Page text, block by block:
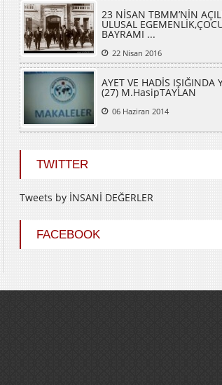
23 NİSAN TBMM’NİN
ULUSAL
BAYRAMI ...
AYET VE HADİS IŞIĞINDA
(27) M.HasipTAYLAN
TWITTER
Tweets by İNSANİ DEĞERLER
FACEBOOK